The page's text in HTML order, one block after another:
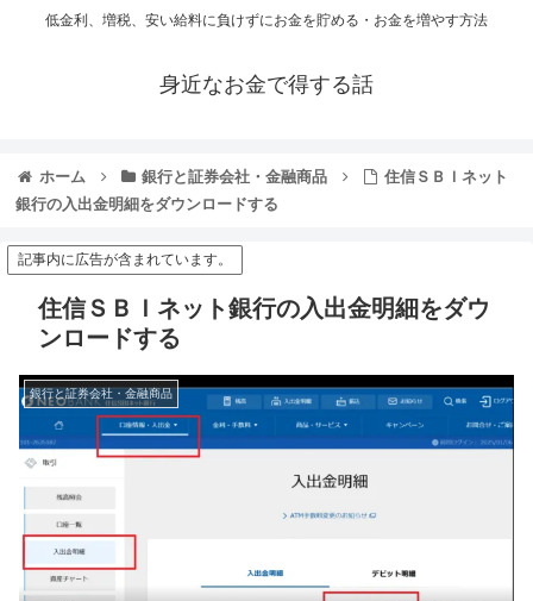
低金利、増税、安い給料に負けずにお金を貯める・お金を増やす方法
身近なお金で得する話
ホーム 銀行と証券会社・金融商品
住信ＳＢＩネット
銀行の入出金明細をダウンロードする
記事内に広告が含まれています。
住信ＳＢＩネット銀行の入出金明細をダウ
ンロードする
銀行と証券会社・金融商品